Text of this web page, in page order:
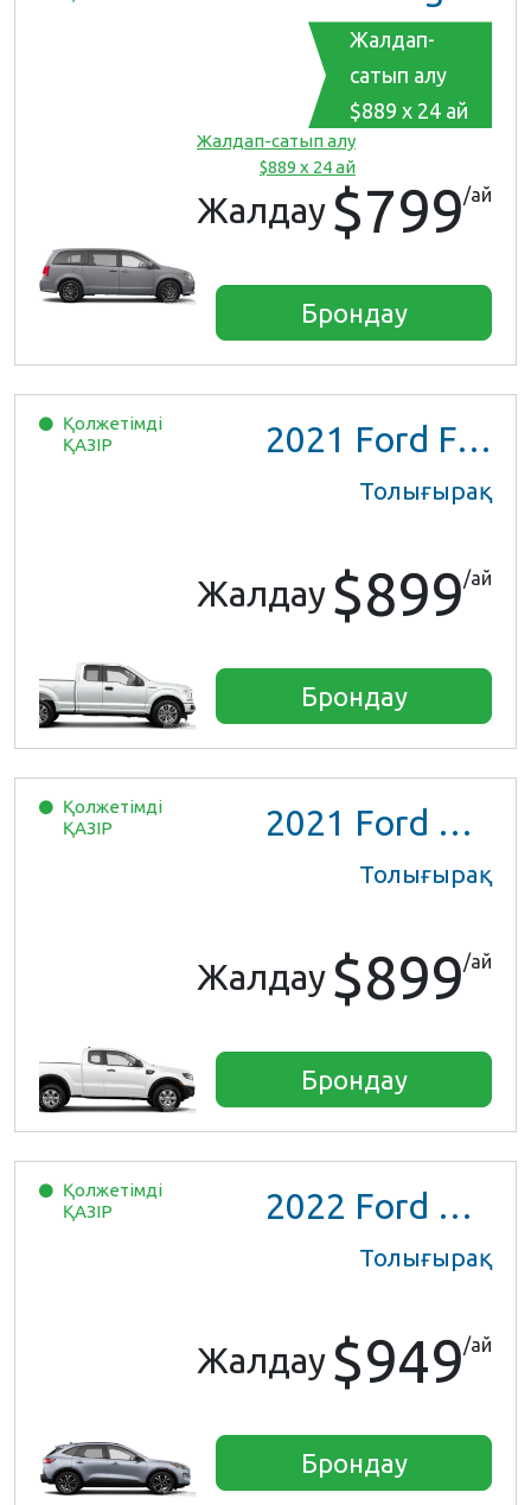
Жалдап-
сатып алу
$889 x 24 ай
Жалдап-сатып алу
$889 x 24 ай
Жалдау $799/ай
Брондау
Қолжетімді
ҚАЗІР
2021 Ford F150 XL Ext Cab
Толығырақ
Жалдау $899/ай
Брондау
Қолжетімді
ҚАЗІР
2021 Ford Ranger XL Ext Cab
Толығырақ
Жалдау $899/ай
Брондау
Қолжетімді
ҚАЗІР
2022 Ford Escape SE Hybrid
Толығырақ
Жалдау $949/ай
Брондау